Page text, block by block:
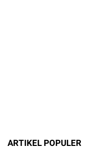
ARTIKEL POPULER